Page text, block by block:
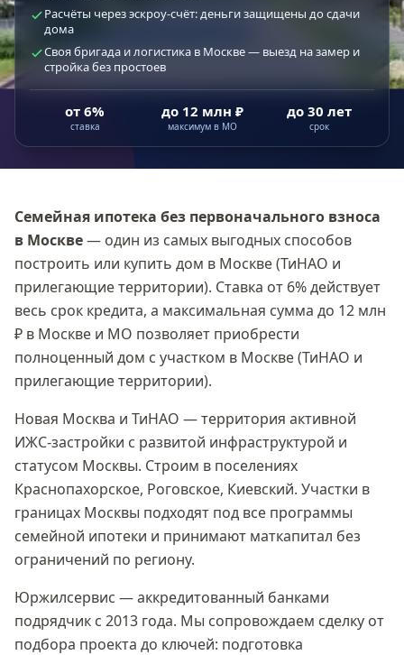
Расчёты через эскроу-счёт: деньги защищены до сдачи
дома
Своя бригада и логистика в Москве — выезд на замер и
стройка без простоев
от 6%
ставка
до 12 млн ₽
максимум в МО
до 30 лет
срок
Семейная ипотека без первоначального взноса
в Москве— один из самых выгодных способов
построить или купить дом в Москве (ТиНАО и
прилегающие территории). Ставка от 6%действует
весь срок кредита, а максимальная сумма до 12 млн
₽ в Москве и МО позволяет приобрести
полноценный дом с участком в Москве (ТиНАО и
прилегающие территории).
Новая Москва и ТиНАО — территория активной
ИЖС-застройки с развитой инфраструктурой и
статусом Москвы. Строим в поселениях
Краснопахорское, Роговское, Киевский. Участки в
границах Москвы подходят под все программы
семейной ипотеки и принимают маткапитал без
ограничений по региону.
Юржилсервис — аккредитованный банками
подрядчик с 2013 года. Мы сопровождаем сделку от
подбора проекта до ключей: подготовка